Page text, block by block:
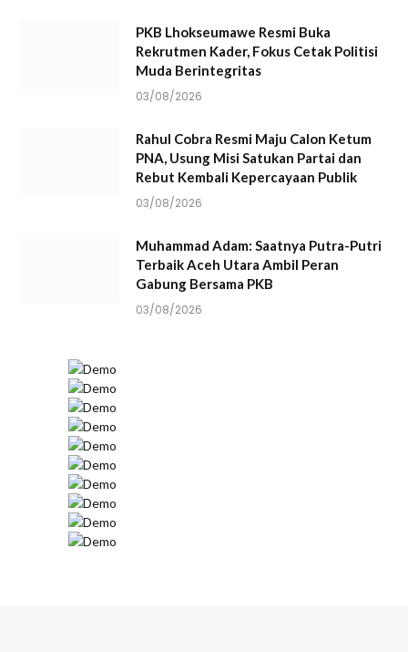
PKB Lhokseumawe Resmi Buka
Rekrutmen Kader, Fokus Cetak Politisi
Muda Berintegritas
03/08/2026
Rahul Cobra Resmi Maju Calon Ketum
PNA, Usung Misi Satukan Partai dan
Rebut Kembali Kepercayaan Publik
03/08/2026
Muhammad Adam: Saatnya Putra-Putri
Terbaik Aceh Utara Ambil Peran
Gabung Bersama PKB
03/08/2026